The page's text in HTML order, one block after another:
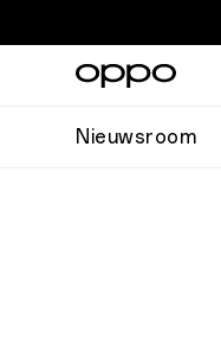
Nieuwsroom